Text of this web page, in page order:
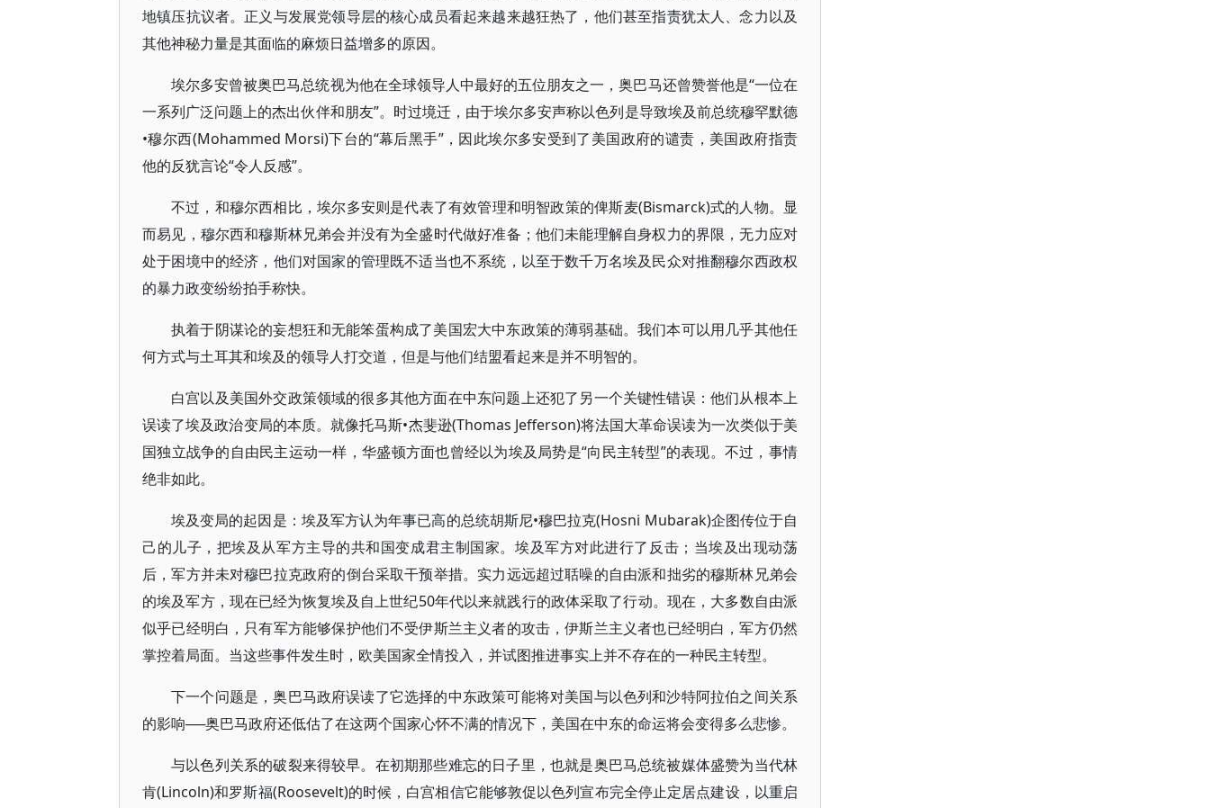
地镇压抗议者。正义与发展党领导层的核心成员看起来越来越狂热了，他们甚至指责犹太人、念力以及
其他神秘力量是其面临的麻烦日益增多的原因。
埃尔多安曾被奥巴马总统视为他在全球领导人中最好的五位朋友之一，奥巴马还曾赞誉他是“一位在
一系列广泛问题上的杰出伙伴和朋友”。时过境迁，由于埃尔多安声称以色列是导致埃及前总统穆罕默德
•穆尔西(Mohammed Morsi)下台的“幕后黑手”，因此埃尔多安受到了美国政府的谴责，美国政府指责
他的反犹言论“令人反感”。
不过，和穆尔西相比，埃尔多安则是代表了有效管理和明智政策的俾斯麦(Bismarck)式的人物。显
而易见，穆尔西和穆斯林兄弟会并没有为全盛时代做好准备；他们未能理解自身权力的界限，无力应对
处于困境中的经济，他们对国家的管理既不适当也不系统，以至于数千万名埃及民众对推翻穆尔西政权
的暴力政变纷纷拍手称快。
执着于阴谋论的妄想狂和无能笨蛋构成了美国宏大中东政策的薄弱基础。我们本可以用几乎其他任
何方式与土耳其和埃及的领导人打交道，但是与他们结盟看起来是并不明智的。
白宫以及美国外交政策领域的很多其他方面在中东问题上还犯了另一个关键性错误：他们从根本上
误读了埃及政治变局的本质。就像托马斯•杰斐逊(Thomas Jefferson)将法国大革命误读为一次类似于美
国独立战争的自由民主运动一样，华盛顿方面也曾经以为埃及局势是“向民主转型”的表现。不过，事情
绝非如此。
埃及变局的起因是：埃及军方认为年事已高的总统胡斯尼•穆巴拉克(Hosni Mubarak)企图传位于自
己的儿子，把埃及从军方主导的共和国变成君主制国家。埃及军方对此进行了反击；当埃及出现动荡
后，军方并未对穆巴拉克政府的倒台采取干预举措。实力远远超过聒噪的自由派和拙劣的穆斯林兄弟会
的埃及军方，现在已经为恢复埃及自上世纪50年代以来就践行的政体采取了行动。现在，大多数自由派
似乎已经明白，只有军方能够保护他们不受伊斯兰主义者的攻击，伊斯兰主义者也已经明白，军方仍然
掌控着局面。当这些事件发生时，欧美国家全情投入，并试图推进事实上并不存在的一种民主转型。
下一个问题是，奥巴马政府误读了它选择的中东政策可能将对美国与以色列和沙特阿拉伯之间关系
的影响──奥巴马政府还低估了在这两个国家心怀不满的情况下，美国在中东的命运将会变得多么悲惨。
与以色列关系的破裂来得较早。在初期那些难忘的日子里，也就是奥巴马总统被媒体盛赞为当代林
肯(Lincoln)和罗斯福(Roosevelt)的时候，白宫相信它能够敦促以色列宣布完全停止定居点建设，以重启